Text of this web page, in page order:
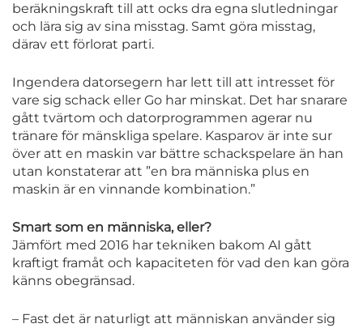
beräkningskraft till att ocks dra egna slutledningar
och lära sig av sina misstag. Samt göra misstag,
därav ett förlorat parti.
Ingendera datorsegern har lett till att intresset för
vare sig schack eller Go har minskat. Det har snarare
gått tvärtom och datorprogrammen agerar nu
tränare för mänskliga spelare. Kasparov är inte sur
över att en maskin var bättre schackspelare än han
utan konstaterar att ”en bra människa plus en
maskin är en vinnande kombination.”
Smart som en människa, eller?
Jämfört med 2016 har tekniken bakom AI gått
kraftigt framåt och kapaciteten för vad den kan göra
känns obegränsad.
– Fast det är naturligt att människan använder sig